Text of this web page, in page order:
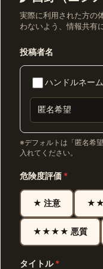
実際に利用された方の
わないよう、情報共有
投稿者名
ハンドルネー
※デフォルトは「匿名希
入れてください。
危険度評価 *
★ 注意 ★★
★★★★ 悪質
タイトル*